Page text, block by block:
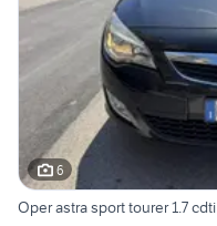
6
Oper astra sport tourer 1.7 cdti